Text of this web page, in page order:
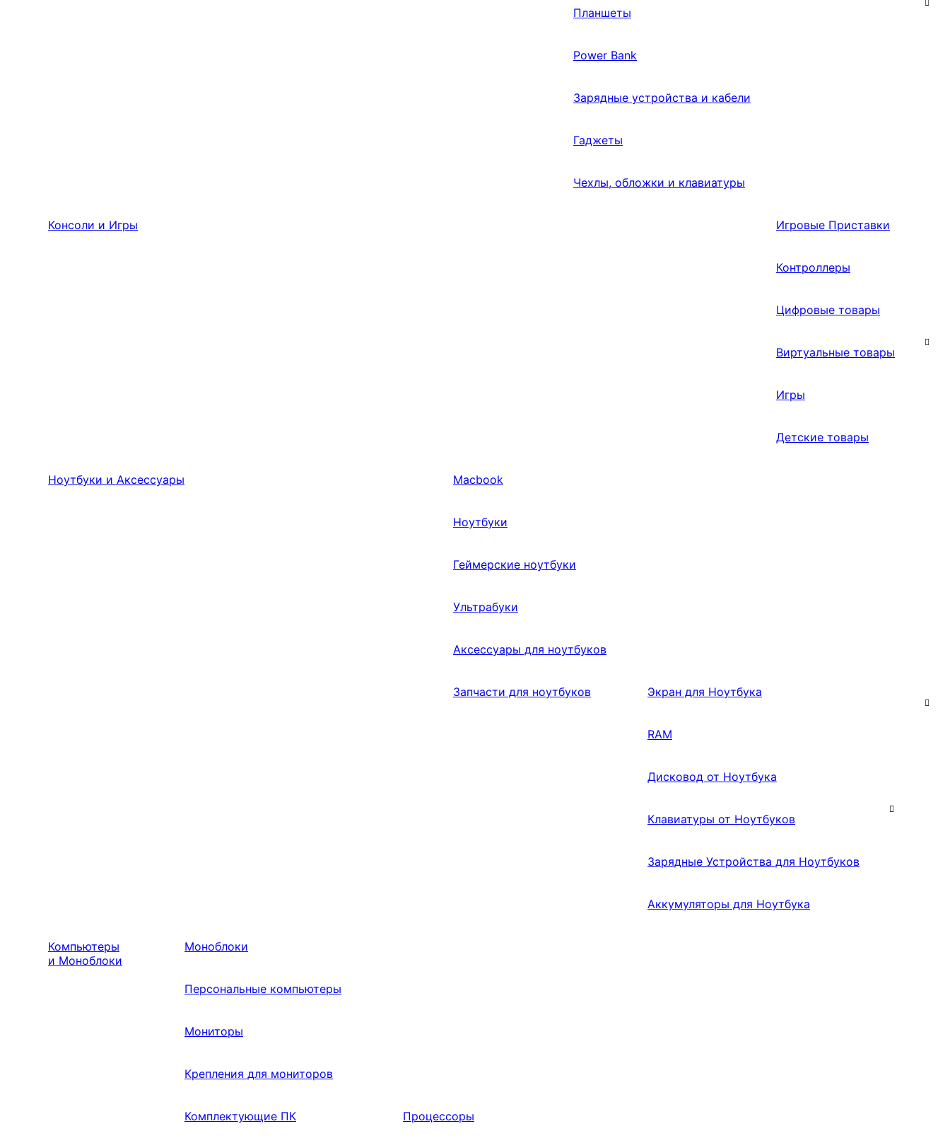
Планшеты
Power Bank
Зарядные устройства и кабели
Гаджеты
Чехлы, обложки и клавиатуры
Консоли и Игры Игровые Приставки
Контроллеры
Цифровые товары
Виртуальные товары
Игры
Детские товары
Ноутбуки и Аксессуары Macbook
Ноутбуки
Геймерские ноутбуки
Ультрабуки
Аксессуары для ноутбуков
Запчасти для ноутбуков Экран для Ноутбука
RAM
Дисковод от Ноутбука
Клавиатуры от Ноутбуков
Зарядные Устройства для Ноутбуков
Аккумуляторы для Ноутбука
Компьютеры
и Моноблоки
Моноблоки
Персональные компьютеры
Мониторы
Крепления для мониторов
Комплектующие ПК Процессоры